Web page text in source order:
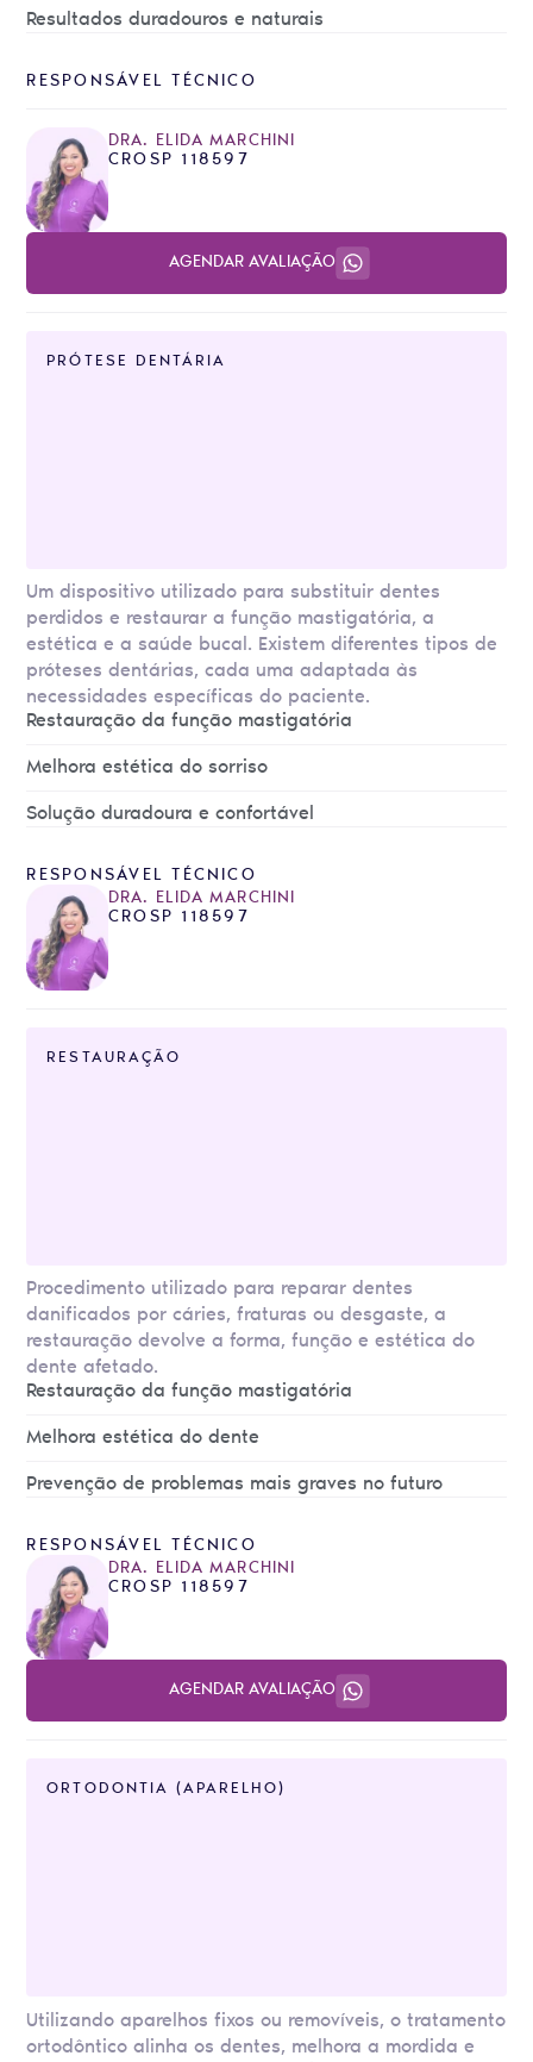
Resultados duradouros e naturais
RESPONSÁVEL TÉCNICO
DRA. ELIDA MARCHINI
CROSP 118597
AGENDAR AVALIAÇÃO
PRÓTESE DENTÁRIA
Um dispositivo utilizado para substituir dentes
perdidos e restaurar a função mastigatória, a
estética e a saúde bucal. Existem diferentes tipos de
próteses dentárias, cada uma adaptada às
necessidades específicas do paciente.
Restauração da função mastigatória
Melhora estética do sorriso
Solução duradoura e confortável
RESPONSÁVEL TÉCNICO
DRA. ELIDA MARCHINI
CROSP 118597
RESTAURAÇÃO
Procedimento utilizado para reparar dentes
danificados por cáries, fraturas ou desgaste, a
restauração devolve a forma, função e estética do
dente afetado.
Restauração da função mastigatória
Melhora estética do dente
Prevenção de problemas mais graves no futuro
RESPONSÁVEL TÉCNICO
DRA. ELIDA MARCHINI
CROSP 118597
AGENDAR AVALIAÇÃO
ORTODONTIA (APARELHO)
Utilizando aparelhos fixos ou removíveis, o tratamento
ortodôntico alinha os dentes, melhora a mordida e